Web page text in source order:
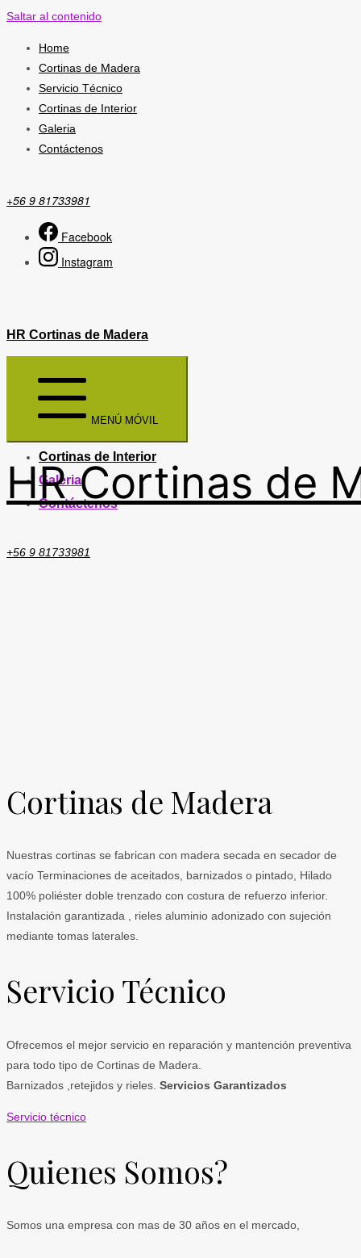
Saltar al contenido
Home
Cortinas de Madera
Servicio Técnico
Cortinas de Interior
Galeria
Contáctenos
+56 9 81733981
Facebook
Instagram
HR Cortinas de Madera
Home
Cortinas de Interior
Galeria
Contáctenos
MENÚ MÓVIL
HR Cortinas de
+56 9 81733981
Cortinas de Madera
Nuestras cortinas se fabrican con madera secada en secador de
vacío Terminaciones de aceitados, barnizados o pintado, Hilado
100% poliéster doble trenzado con costura de refuerzo inferior.
Instalación garantizada , rieles aluminio adonizado con sujeción
mediante tomas laterales.
Servicio Técnico
Ofrecemos el mejor servicio en reparación y mantención preventiva
para todo tipo de Cortinas de Madera.
Barnizados ,retejidos y rieles. Servicios Garantizados
Servicio técnico
Quienes Somos?
Somos una empresa con mas de 30 años en el mercado,